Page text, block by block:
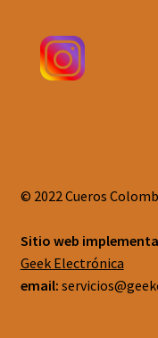
© 2022 Cueros
Sitio web
Geek Electrónica
email: